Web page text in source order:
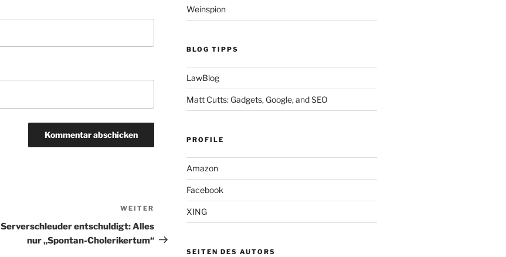
Nächster
Beitrag
WEITER
Serverschleuder entschuldigt: Alles
nur „Spontan-Cholerikertum“
Weinspion
BLOG TIPPS
LawBlog
Matt Cutts: Gadgets, Google, and SEO
PROFILE
Amazon
Facebook
XING
SEITEN DES AUTORS